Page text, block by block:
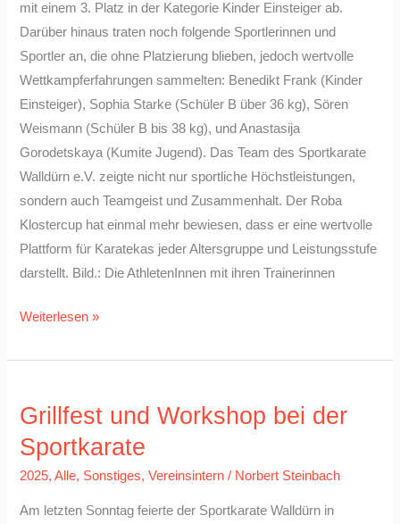
mit einem 3. Platz in der Kategorie Kinder Einsteiger ab.
Darüber hinaus traten noch folgende Sportlerinnen und
Sportler an, die ohne Platzierung blieben, jedoch wertvolle
Wettkampferfahrungen sammelten: Benedikt Frank (Kinder
Einsteiger), Sophia Starke (Schüler B über 36 kg), Sören
Weismann (Schüler B bis 38 kg), und Anastasija
Gorodetskaya (Kumite Jugend). Das Team des Sportkarate
Walldürn e.V. zeigte nicht nur sportliche Höchstleistungen,
sondern auch Teamgeist und Zusammenhalt. Der Roba
Klostercup hat einmal mehr bewiesen, dass er eine wertvolle
Plattform für Karatekas jeder Altersgruppe und Leistungsstufe
darstellt. Bild.: Die AthletenInnen mit ihren Trainerinnen
Weiterlesen »
Grillfest und Workshop bei der
Sportkarate
2025,Alle, Sonstiges,Vereinsintern / Norbert Steinbach
Am letzten Sonntag feierte der Sportkarate Walldürn in
und
Workshop
Sportkarate